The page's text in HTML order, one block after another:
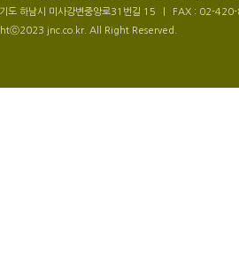
도 하남시 미사강변중앙로31번길 15
FAX : 02-
jnc.co.kr. All Right Reserved.